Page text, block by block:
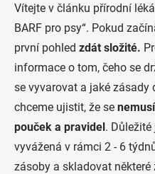
Vítejte v článku přírodní
BARF pro psy“. Pokud
první pohled zdát složité.
informace o tom, čeho se
se vyvarovat a jaké zásady
chceme ujistit, že se
pouček a pravidel.
vyvážená v rámci 2 - 6
zásoby a skladovat